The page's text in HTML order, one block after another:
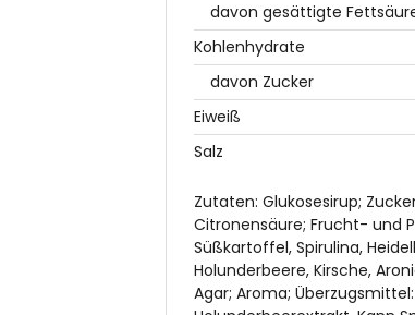
davon gesättigte
Kohlenhydrate
davon Zucker
Eiweiß
Salz
Zutaten: Glukosesirup;
Citronensäure; Frucht- und
Süßkartoffel, Spirulina,
Holunderbeere, Kirsche,
Agar; Aroma;